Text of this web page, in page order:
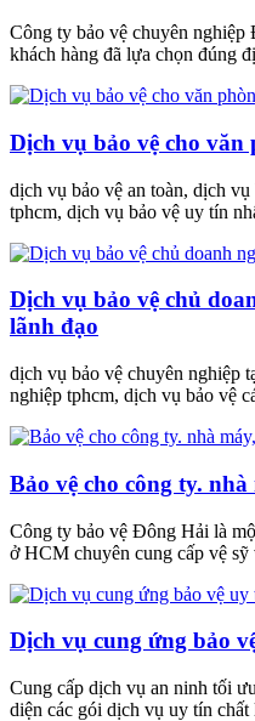
Công ty bảo vệ chuyên
khách hàng đã lựa chọn đúng
Dịch vụ bảo vệ cho văn
dịch vụ bảo vệ an toàn, dịch
tphcm, dịch vụ bảo vệ uy tín
Dịch vụ bảo vệ chủ
lãnh đạo
dịch vụ bảo vệ chuyên nghiệp
nghiệp tphcm, dịch vụ bảo vệ
Bảo vệ cho công ty.
Công ty bảo vệ Đông Hải là
ở HCM chuyên cung cấp vệ sỹ
Dịch vụ cung ứng bảo
Cung cấp dịch vụ an ninh tối
diện các gói dịch vụ uy tín chất